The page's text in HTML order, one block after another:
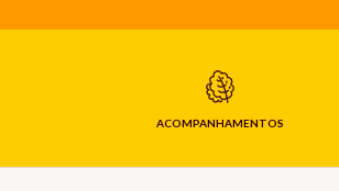
ACOMPANHAMENTOS